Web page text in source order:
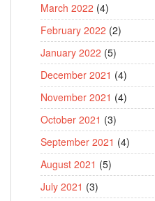
March 2022 (4)
February 2022 (2)
January 2022 (5)
December 2021 (4)
November 2021 (4)
October 2021 (3)
September 2021 (4)
August 2021 (5)
July 2021 (3)